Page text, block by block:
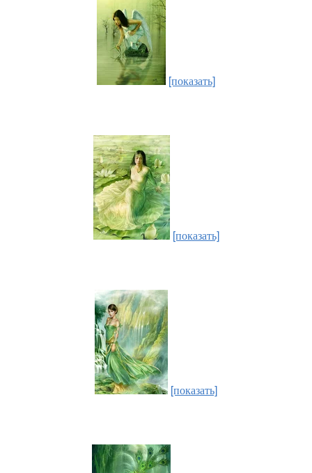
[показать]
[показать]
[показать]